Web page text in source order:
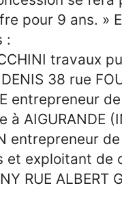
pour 9 ans. »
:
travaux
38 rue
entrepreneur de
à AIGURANDE
entrepreneur
et exploitant de
RUE ALBERT